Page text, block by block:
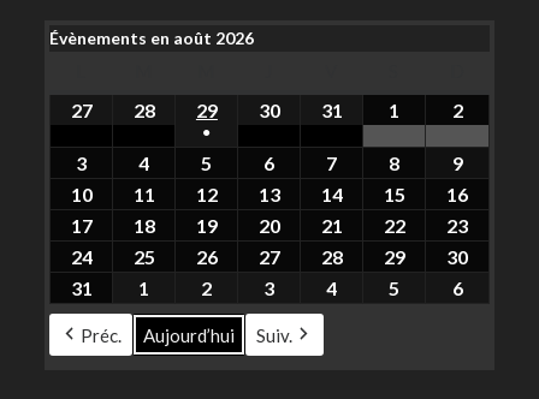
Évènements en août 2026
27 28 29
●
30 31 1 2
3 4 5 6 7 8
9
10
11 12 13 14 15
16
17
18 19 20 21 22
23
24
25 26 27 28 29
30
31
1 2 3 4 5 6
Préc. Aujourd’hui Suiv.